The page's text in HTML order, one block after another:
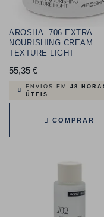
AROSHA .706 EXTRA
NOURISHING CREAM
TEXTURE LIGHT
55,35 €Preço
ENVIOS EM 48
ÚTEIS
COMPRAR